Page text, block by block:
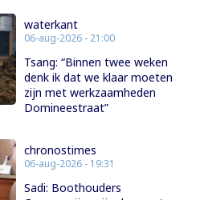
waterkant
06-aug-2026 - 21:00
Tsang: “Binnen twee weken
denk ik dat we klaar moeten
zijn met werkzaamheden
Domineestraat”
chronostimes
06-aug-2026 - 19:31
Sadi: Boothouders